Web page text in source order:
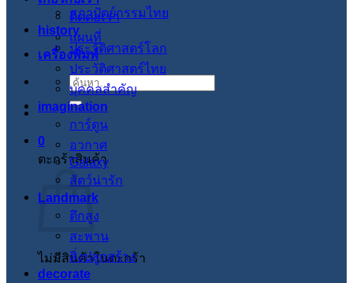
ติดต่อเรา
แผนที่
เครื่องพิมพ์
ค้นหา:
0
ตะกร้าสินค้า
ไม่มีสินค้าในตะกร้า
สภาปัตย์กรรมไทย
history
ประวัติศาสตร์โลก
ประวัติศาสตร์ไทย
บุคคลสำคัญ
imagination
การ์ตูน
อวกาศ
Galaxy
สัตว์น่ารัก
Landmark
ตึกสูง
สะพาน
สิ่งปลูกสร้าง
decorate